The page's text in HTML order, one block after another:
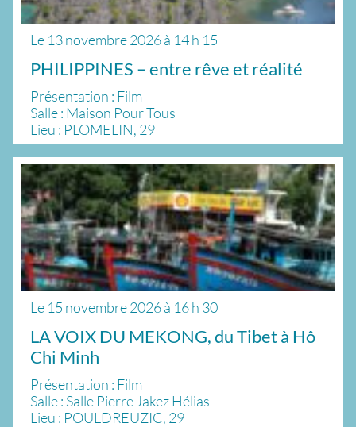
Le 13 novembre 2026à 14 h 15
PHILIPPINES – entre rêve et réalité
Présentation : Film
Salle : Maison Pour Tous
Lieu : PLOMELIN, 29
Le 15 novembre 2026à 16 h 30
LA VOIX DU MEKONG, du Tibet à Hô
Chi Minh
Présentation : Film
Salle : Salle Pierre Jakez Hélias
Lieu : POULDREUZIC, 29